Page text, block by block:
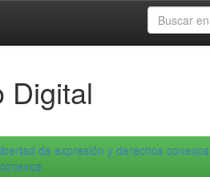
Digital
de expresión y derechos conexos